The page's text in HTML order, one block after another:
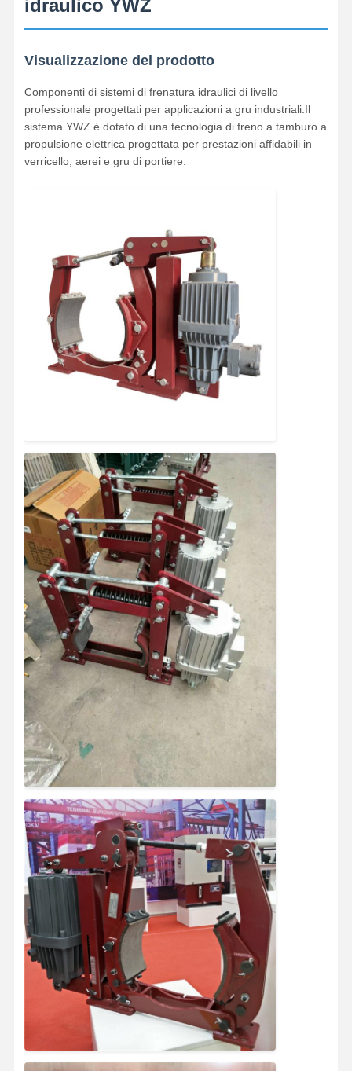
Casa Prodotti Video
Tutti I Casi
Ora
Chiacchieri
Ruote per gru
Tamburo di cavo metallico
Aggancio di gru
Carrello di estremità
Blocco di puleggia di gru
Gru a benna
Gru
Ingranaggi motore e freno
Pace
Attrezzatura di trasporto
Dispositivi di sollevamento
Accessori per gru
idraulico YWZ
Visualizzazione del prodotto
Componenti di sistemi di frenatura idraulici di livello
professionale progettati per applicazioni a gru industriali.Il
sistema YWZ è dotato di una tecnologia di freno a tamburo a
propulsione elettrica progettata per prestazioni affidabili in
verricello, aerei e gru di portiere.